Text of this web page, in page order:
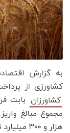
به گزارش
کشاورزی از پرداخت ۲۰ هزار میلیارد تومان دیگر از
کشاورزان بابت
هزار و ۳۰۰ میلیارد تومان رسیده است.